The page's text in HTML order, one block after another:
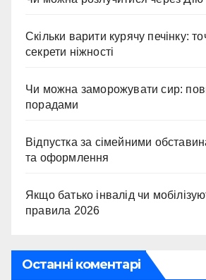
Скільки варити курячу печінку:
секрети ніжності
Чи можна заморожувати сир:
порадами
Відпустка за сімейними
та оформлення
Якщо батько інвалід чи
правила 2026
Останні коментарі